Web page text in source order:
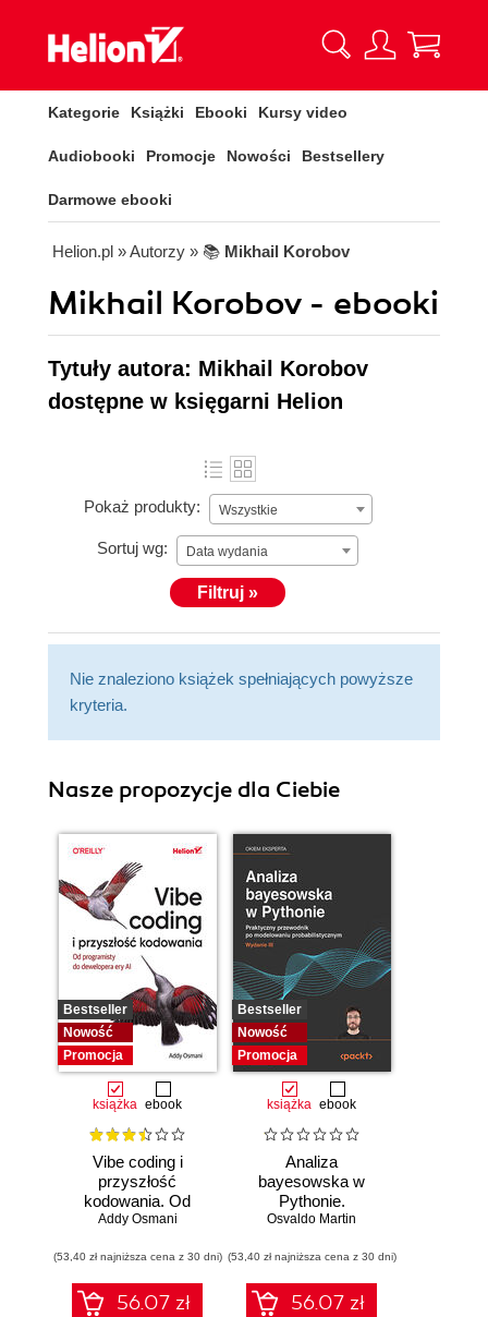
Kategorie Książki Ebooki Kursy video
Audiobooki Promocje Nowości Bestsellery
Darmowe ebooki
Helion.pl » Autorzy » 📚 Mikhail Korobov
Mikhail Korobov - ebooki
Tytuły autora: Mikhail Korobov
dostępne w księgarni Helion
Pokaż produkty: Wszystkie
Sortuj wg: Data wydania
Filtruj »
Nie znaleziono książek spełniających powyższe
kryteria.
Nasze propozycje dla Ciebie
Bestseller
Nowość
Promocja
książka ebook
Vibe coding i
przyszłość
kodowania. Od
programisty do
Addy Osmani
(53,40 zł najniższa cena z 30 dni)
56.07 zł
Bestseller
Nowość
Promocja
książka ebook
Analiza
bayesowska w
Pythonie.
Praktyczny
modelowaniu
probabilistycznym.
Wydanie III
Osvaldo Martin
(53,40 zł najniższa cena z 30 dni)
56.07 zł